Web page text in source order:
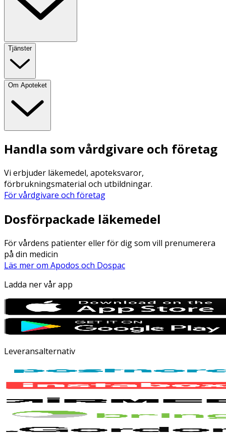
Tjänster
Om Apoteket
Handla som vårdgivare och företag
Vi erbjuder läkemedel, apoteksvaror,
förbrukningsmaterial och utbildningar.
För vårdgivare och företag
Dosförpackade läkemedel
För vårdens patienter eller för dig som vill prenumerera
på din medicin
Läs mer om Apodos och Dospac
Ladda ner vår app
Leveransalternativ